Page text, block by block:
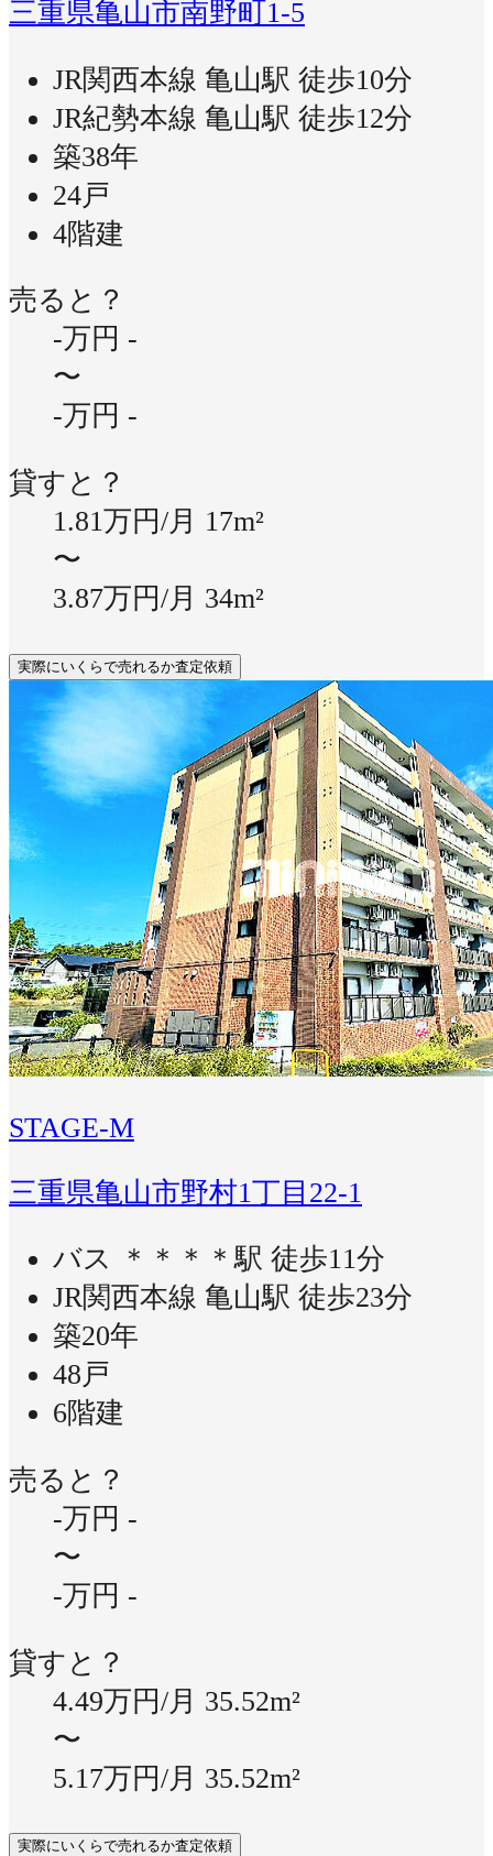
三重県亀山市南野町1-5
JR関西本線 亀山駅 徒歩10分
JR紀勢本線 亀山駅 徒歩12分
築38年
24戸
4階建
売ると？
-万円 -
〜
-万円 -
貸すと？
1.81万円/月 17m²
〜
3.87万円/月 34m²
実際にいくらで売れるか査定依頼
STAGE-M
三重県亀山市野村1丁目22-1
バス ＊＊＊＊駅 徒歩11分
JR関西本線 亀山駅 徒歩23分
築20年
48戸
6階建
売ると？
-万円 -
〜
-万円 -
貸すと？
4.49万円/月 35.52m²
〜
5.17万円/月 35.52m²
実際にいくらで売れるか査定依頼